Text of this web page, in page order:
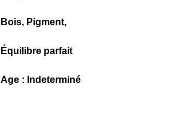
Bois, Pigment,
Équilibre parfait
Age : Indeterminé